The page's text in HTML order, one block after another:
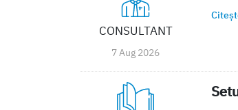
CONSULTANT
7 Aug 2026